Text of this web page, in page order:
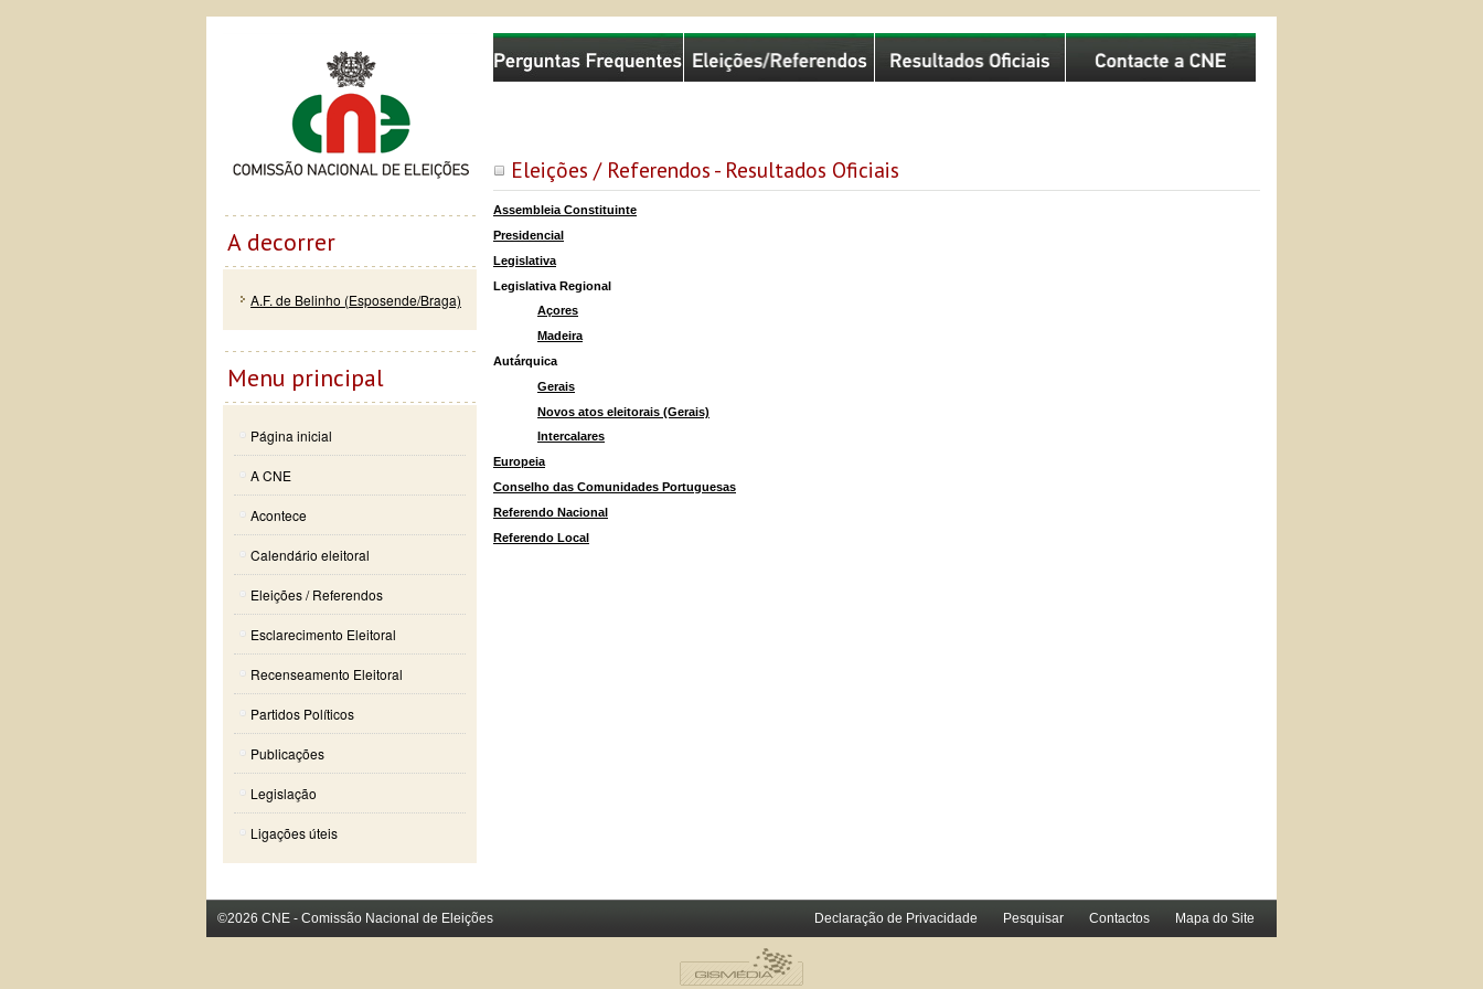
Eleições / Referendos - Resultados Oficiais
Assembleia Constituinte
Presidencial
Legislativa
Legislativa Regional
Açores
Madeira
Autárquica
Gerais
Novos atos eleitorais (Gerais)
Intercalares
Europeia
Conselho das Comunidades Portuguesas
Referendo Nacional
Referendo Local
Comissão Nacional de Eleições
A decorrer
A.F. de Belinho (Esposende/Braga)
Menu principal
Página inicial
A CNE
Acontece
Calendário eleitoral
Eleições / Referendos
Esclarecimento Eleitoral
Recenseamento Eleitoral
Partidos Políticos
Publicações
Legislação
Ligações úteis
©2026 CNE - Comissão Nacional de Eleições Declaração de Privacidade Pesquisar Contactos Mapa do Site